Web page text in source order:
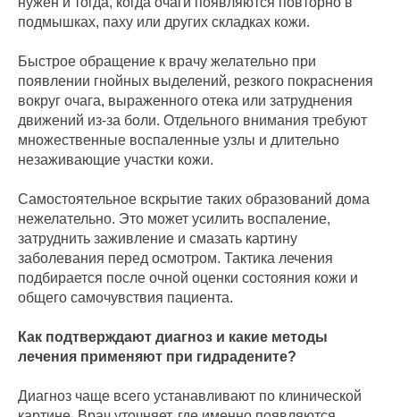
подмышках, паху или других складках кожи.
Быстрое обращение к врачу желательно при
появлении гнойных выделений, резкого покраснения
вокруг очага, выраженного отека или затруднения
движений из-за боли. Отдельного внимания требуют
множественные воспаленные узлы и длительно
незаживающие участки кожи.
Самостоятельное вскрытие таких образований дома
нежелательно. Это может усилить воспаление,
затруднить заживление и смазать картину
заболевания перед осмотром. Тактика лечения
подбирается после очной оценки состояния кожи и
общего самочувствия пациента.
Как подтверждают диагноз и какие методы
лечения применяют при гидрадените?
Диагноз чаще всего устанавливают по клинической